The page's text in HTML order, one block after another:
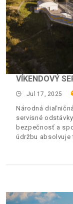
VÍKENDOVÝ
Jul 17, 2025
Národná
servisné
bezpečnosť a
údržbu absolvuje